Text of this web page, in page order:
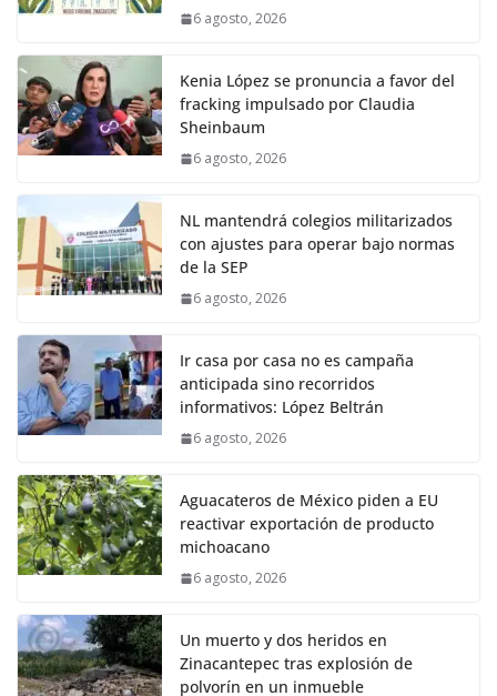
6 agosto, 2026
Kenia López se pronuncia a favor del
fracking impulsado por Claudia
Sheinbaum
6 agosto, 2026
NL mantendrá colegios militarizados
con ajustes para operar bajo normas
de la SEP
6 agosto, 2026
Ir casa por casa no es campaña
anticipada sino recorridos
informativos: López Beltrán
6 agosto, 2026
Aguacateros de México piden a EU
reactivar exportación de producto
michoacano
6 agosto, 2026
Un muerto y dos heridos en
Zinacantepec tras explosión de
polvorín en un inmueble